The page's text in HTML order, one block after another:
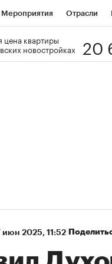
Мероприятия Отрасли
цена квартиры
новостройках
20
июн 2025, 11:52